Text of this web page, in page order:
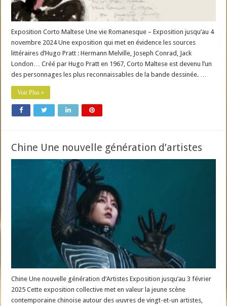
Exposition Corto Maltese Une vie Romanesque – Exposition jusqu’au 4
novembre 2024 Une exposition qui met en évidence les sources
littéraires d’Hugo Pratt : Hermann Melville, Joseph Conrad, Jack
London… Créé par Hugo Pratt en 1967, Corto Maltese est devenu l’un
des personnages les plus reconnaissables de la bande dessinée. …
Voir Plus »
Chine Une nouvelle génération d’artistes
Chine Une nouvelle génération d’Artistes Exposition jusqu’au 3 février
2025 Cette exposition collective met en valeur la jeune scène
contemporaine chinoise autour des œuvres de vingt-et-un artistes,